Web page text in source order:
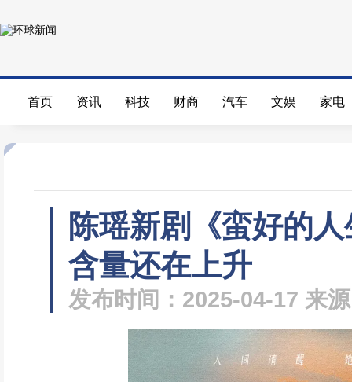
首页 资讯 科技 财商 汽车 文娱 家电
陈瑶新剧《蛮好的
含量还在上升
发布时间：2025-04-17 来